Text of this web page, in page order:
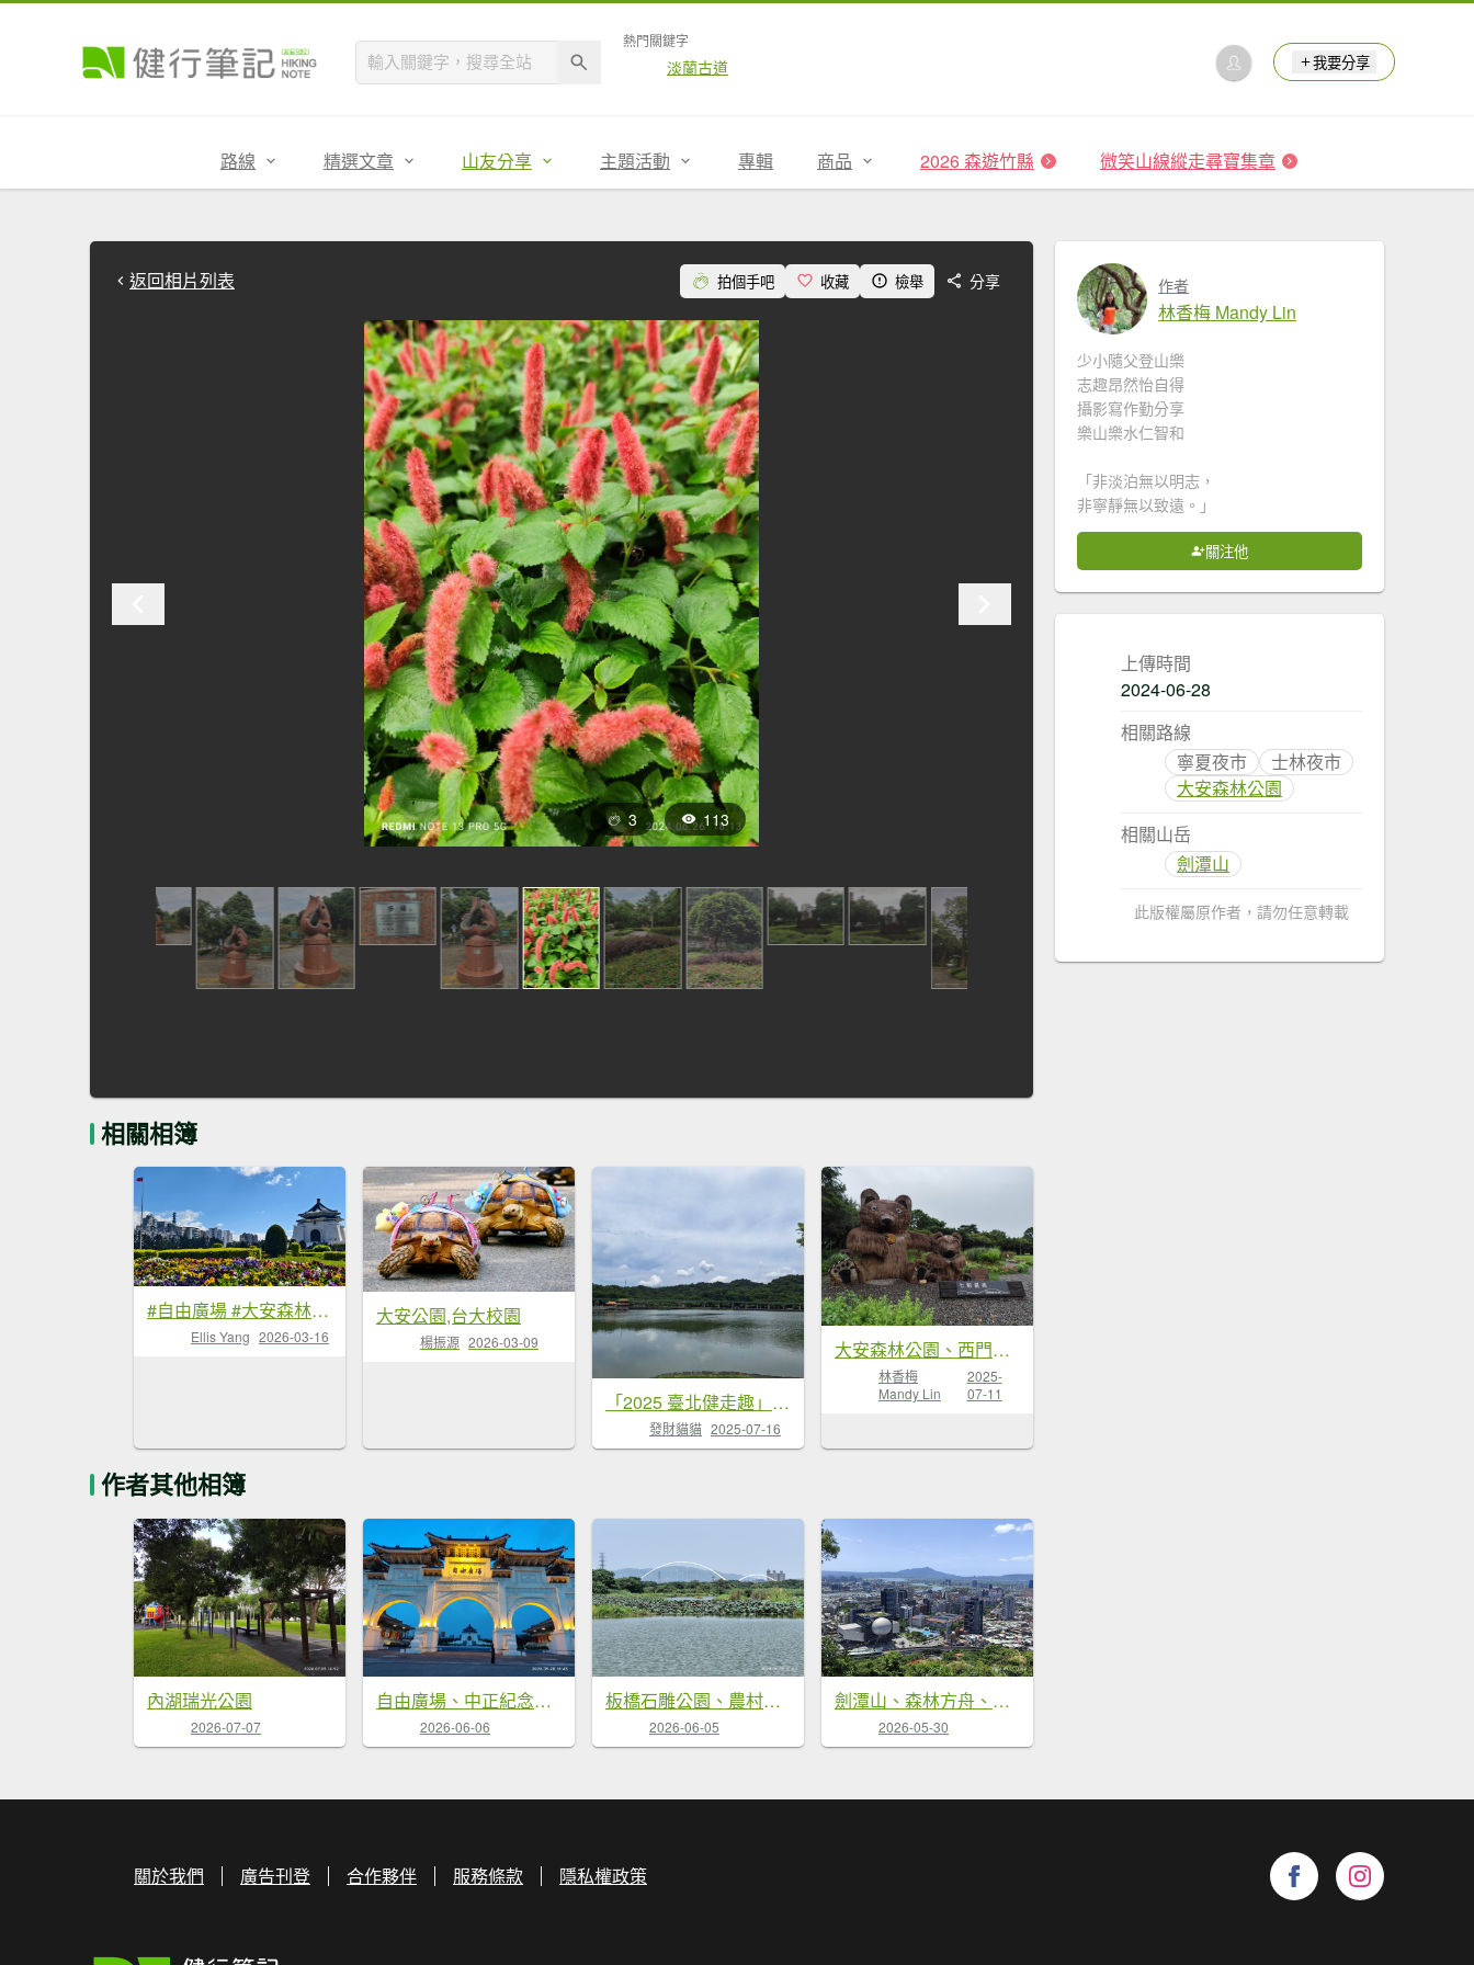
熱門關鍵字
淡蘭古道 我要分享
路線 精選文章 山友分享 主題活動 專輯 商品 2026 森遊竹縣 微笑山線縱走尋寶集章
返回相片列表 拍個手吧 收藏 檢舉 分享
3 113
相關相簿
#自由廣場 #大安森林公園 #繡球花 #杜鵑 3/16
Ellis Yang 2026-03-16
大安公園,台大校園
楊振源 2026-03-09
「2025 臺北健走趣」12行政區完成!
發財貓貓 2025-07-16
大安森林公園、西門町、象山公園【2025臺北健走趣】
林香梅
Mandy Lin
2025-
07-11
作者其他相簿
內湖瑞光公園
2026-07-07
自由廣場、中正紀念堂、國家戲劇院、國家音樂廳
2026-06-06
板橋石雕公園、農村公園、華江人工濕地、新海一期人工濕地、新月橋
2026-06-05
劍潭山、森林方舟、微風平台、圓山水神社、劍潭公園、八二三砲戰紀念公園
2026-05-30
作者
林香梅 Mandy Lin
少小隨父登山樂
志趣昂然怡自得
攝影寫作勤分享
樂山樂水仁智和
「非淡泊無以明志，
非寧靜無以致遠。」
關注他
上傳時間
2024-06-28
相關路線
寧夏夜市
士林夜市
大安森林公園
相關山岳
劍潭山
此版權屬原作者，請勿任意轉載
關於我們 廣告刊登 合作夥伴 服務條款 隱私權政策